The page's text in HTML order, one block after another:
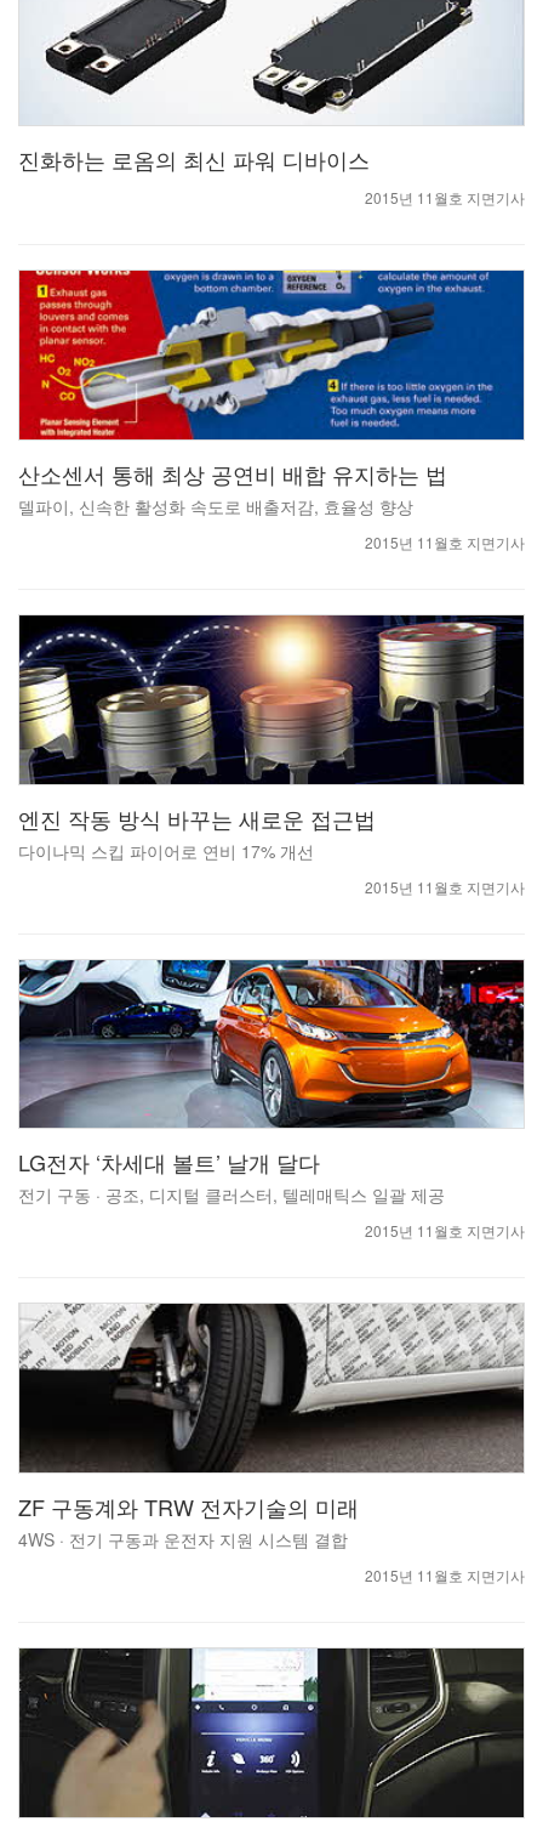
진화하는 로옴의 최신 파워 디바이스
2015년 11월호 지면기사
산소센서 통해 최상 공연비 배합 유지하는 법
델파이, 신속한 활성화 속도로 배출저감, 효율성 향상
2015년 11월호 지면기사
엔진 작동 방식 바꾸는 새로운 접근법
다이나믹 스킵 파이어로 연비 17% 개선
2015년 11월호 지면기사
LG전자 ‘차세대 볼트’ 날개 달다
전기 구동 · 공조, 디지털 클러스터, 텔레매틱스 일괄 제공
2015년 11월호 지면기사
ZF 구동계와 TRW 전자기술의 미래
4WS · 전기 구동과 운전자 지원 시스템 결합
2015년 11월호 지면기사